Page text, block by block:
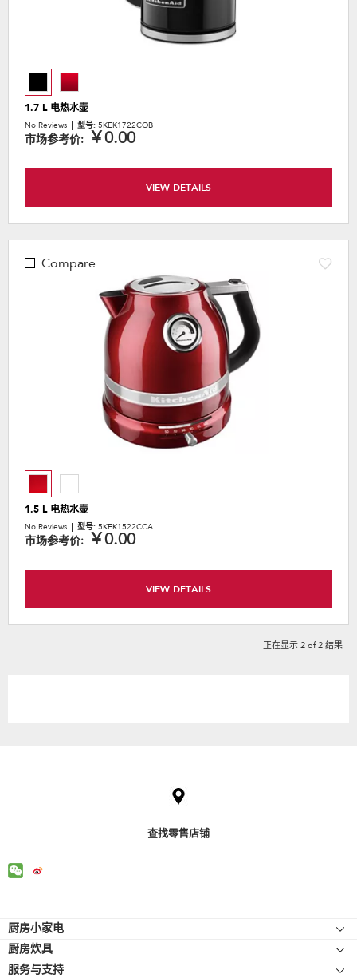
1.7 L 电热水壶
No Reviews 型号: 5KEK1722COB
市场参考价: ￥0.00
VIEW DETAILS
Compare
1.5 L 电热水壶
No Reviews 型号: 5KEK1522CCA
市场参考价: ￥0.00
VIEW DETAILS
正在显示 2 of2 结果
find
end
of
this
page
查找零售店铺
Footer
厨房小家电
厨师机
厨师机配件
厨房炊具
炊具
服务与支持